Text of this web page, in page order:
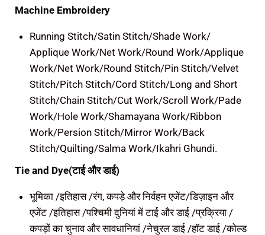
Machine Embroidery
Running Stitch/Satin Stitch/Shade Work/
Applique Work/Net Work/Round Work/Applique
Work/Net Work/Round Stitch/Pin Stitch/Velvet
Stitch/Pitch Stitch/Cord Stitch/Long and Short
Stitch/Chain Stitch/Cut Work/Scroll Work/Pade
Work/Hole Work/Shamayana Work/Ribbon
Work/Persion Stitch/Mirror Work/Back
Stitch/Quilting/Salma Work/Ikahri Ghundi.
Tie and Dye(टाई और डाई)
भूमिका /इतिहास /रंग, कपड़े और निर्वहन एजेंट/डिज़ाइन और
एजेंट /इतिहास /पश्चिमी दुनियां में टाई और डाई /प्रक्रिया /
कपड़ों का चुनाव और सावधानियां /नेचुरल डाई /हॉट डाई /कोल्ड